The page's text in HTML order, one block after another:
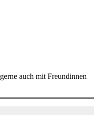
auch mit Freundinnen